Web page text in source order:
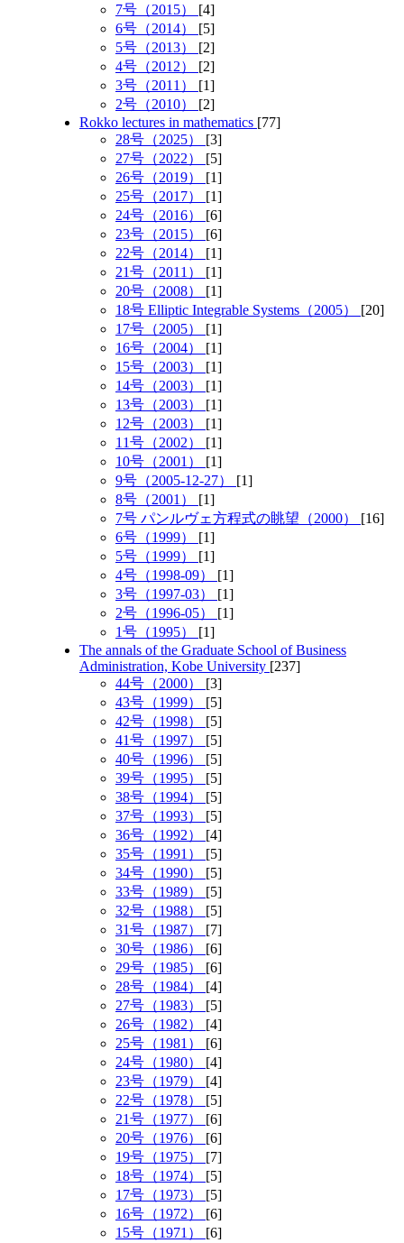
7号（2015） [4]
6号（2014） [5]
5号（2013） [2]
4号（2012） [2]
3号（2011） [1]
2号（2010） [2]
Rokko lectures in mathematics [77]
28号（2025） [3]
27号（2022） [5]
26号（2019） [1]
25号（2017） [1]
24号（2016） [6]
23号（2015） [6]
22号（2014） [1]
21号（2011） [1]
20号（2008） [1]
18号 Elliptic Integrable Systems（2005） [20]
17号（2005） [1]
16号（2004） [1]
15号（2003） [1]
14号（2003） [1]
13号（2003） [1]
12号（2003） [1]
11号（2002） [1]
10号（2001） [1]
9号（2005-12-27） [1]
8号（2001） [1]
7号 パンルヴェ方程式の眺望（2000） [16]
6号（1999） [1]
5号（1999） [1]
4号（1998-09） [1]
3号（1997-03） [1]
2号（1996-05） [1]
1号（1995） [1]
The annals of the Graduate School of Business
Administration, Kobe University [237]
44号（2000） [3]
43号（1999） [5]
42号（1998） [5]
41号（1997） [5]
40号（1996） [5]
39号（1995） [5]
38号（1994） [5]
37号（1993） [5]
36号（1992） [4]
35号（1991） [5]
34号（1990） [5]
33号（1989） [5]
32号（1988） [5]
31号（1987） [7]
30号（1986） [6]
29号（1985） [6]
28号（1984） [4]
27号（1983） [5]
26号（1982） [4]
25号（1981） [6]
24号（1980） [4]
23号（1979） [4]
22号（1978） [5]
21号（1977） [6]
20号（1976） [6]
19号（1975） [7]
18号（1974） [5]
17号（1973） [5]
16号（1972） [6]
15号（1971） [6]